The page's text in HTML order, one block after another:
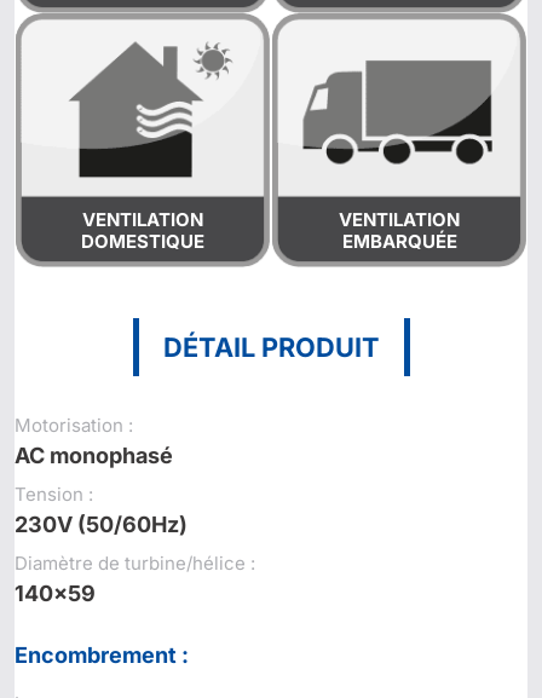
VENTILATION
DOMESTIQUE
VENTILATION
EMBARQUÉE
DÉTAIL PRODUIT
Motorisation :
AC monophasé
Tension :
230V (50/60Hz)
Diamètre de turbine/hélice :
140x59
Encombrement :